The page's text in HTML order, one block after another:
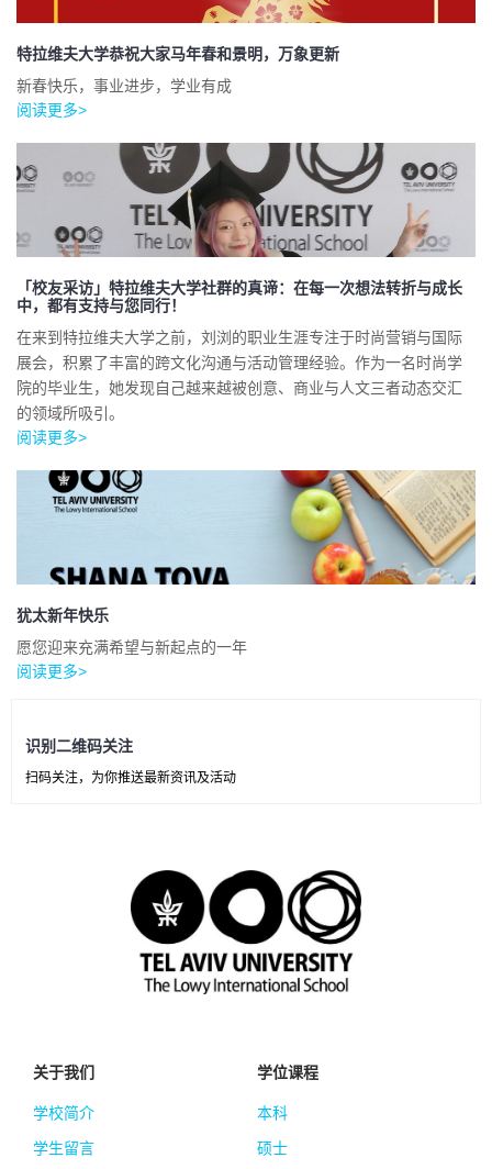
特拉维夫大学恭祝大家马年春和景明，万象更新
新春快乐，事业进步，学业有成
阅读更多>
「校友采访」特拉维夫大学社群的真谛：在每一次想法转折与成长
中，都有支持与您同行！
在来到特拉维夫大学之前，刘浏的职业生涯专注于时尚营销与国际
展会，积累了丰富的跨文化沟通与活动管理经验。作为一名时尚学
院的毕业生，她发现自己越来越被创意、商业与人文三者动态交汇
的领域所吸引。
阅读更多>
犹太新年快乐
愿您迎来充满希望与新起点的一年
阅读更多>
识别二维码关注
扫码关注，为你推送最新资讯及活动
关于我们
学校简介
学生留言
学位课程
本科
硕士